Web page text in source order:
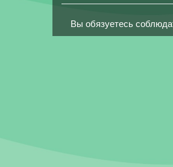
Вы обязуетесь